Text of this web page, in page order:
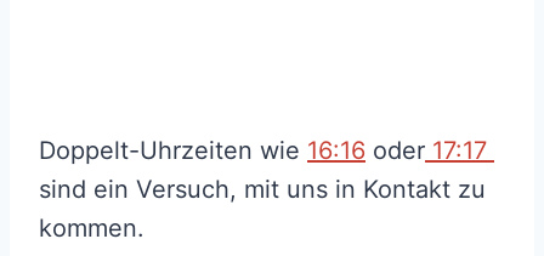
Doppelt-Uhrzeiten wie 16:16 oder 17:17
sind ein Versuch, mit uns in Kontakt zu
kommen.